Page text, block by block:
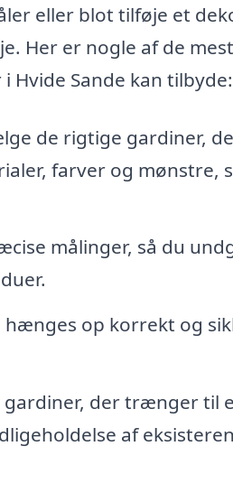
eller blot tilføje et
Her er nogle af de
Sande kan tilbyde:
de rigtige gardiner,
farver og mønstre,
målinger, så du
op korrekt og
gardiner, der trænger til
af